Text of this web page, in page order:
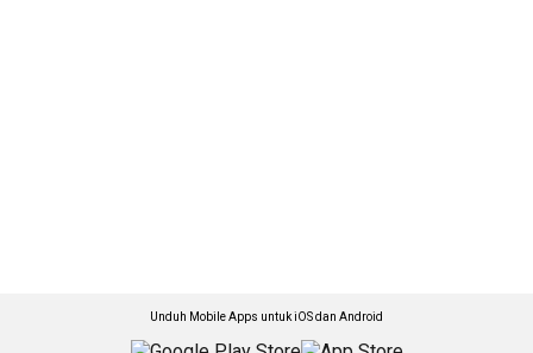
Unduh Mobile Apps untuk iOS dan Android